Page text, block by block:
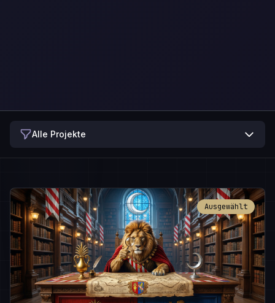
Alle Projekte
Ausgewählt